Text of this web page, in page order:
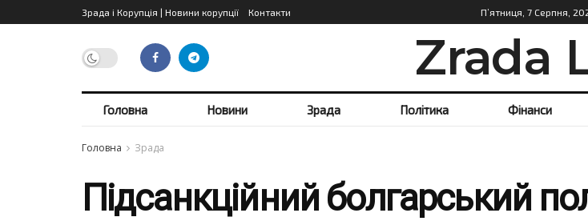
Зрада і Корупція | Новини корупції Контакти П’ятниця, 7 Серпня,
Zrada
Головна Новини Зрада Політика Фінанси
Головна Зрада
Підсанкційний болгарський